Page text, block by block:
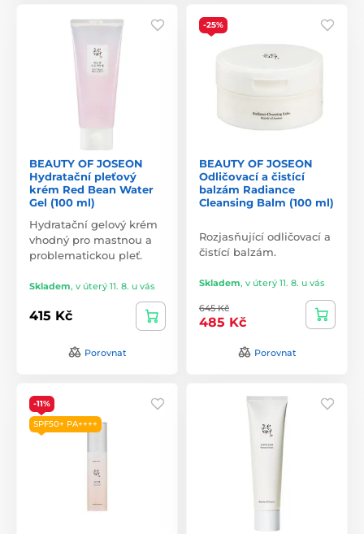
BEAUTY OF JOSEON
Hydratační pleťový
krém Red Bean Water
Gel (100 ml)
Hydratační gelový krém
vhodný pro mastnou a
problematickou pleť.
Skladem, v úterý 11. 8. u vás
415 Kč
Porovnat
-25%
BEAUTY OF JOSEON
Odličovací a čistící
balzám Radiance
Cleansing Balm (100 ml)
Rozjasňující odličovací a
čistící balzám.
Skladem, v úterý 11. 8. u vás
645 Kč
485 Kč
Porovnat
-11%
SPF50+ PA++++